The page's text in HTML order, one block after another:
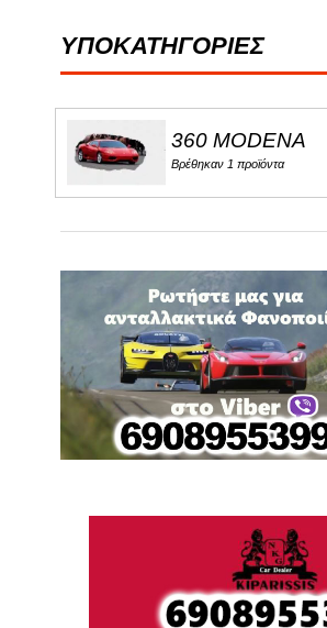
G
GREAT WALL
ΥΠΟΚΑΤΗΓΟΡΙΕΣ
360 MODENA
Βρέθηκαν 1 προϊόντα